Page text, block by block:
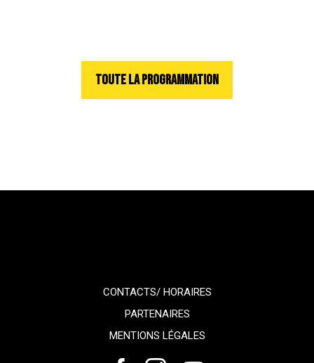
TOUTE LA PROGRAMMATION
CONTACTS/ HORAIRES
PARTENAIRES
MENTIONS LÉGALES